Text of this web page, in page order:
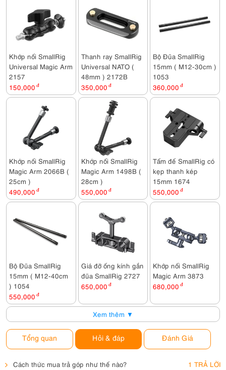
Khớp nối SmallRig
Universal Magic Arm
2157
150,000 đ
Thanh ray SmallRig
Universal NATO (
48mm ) 2172B
350,000 đ
Bộ Đũa SmallRig
15mm ( M12-30cm )
1053
360,000 đ
Khớp nối SmallRig
Magic Arm 2066B (
25cm )
490,000 đ
Khớp nối SmallRig
Magic Arm 1498B (
28cm )
550,000 đ
Tấm đế SmallRig có
kẹp thanh kép
15mm 1674
550,000 đ
Bộ Đũa SmallRig
15mm ( M12-40cm
) 1054
550,000 đ
Giá đỡ ống kính gắn
đũa SmallRig 2727
650,000 đ
Khớp nối SmallRig
Magic Arm 3873
680,000 đ
Xem thêm ▼
Tổng quan Hỏi & đáp Đánh Giá
Cách thức mua trả góp như thế nào? 1 TRẢ LỜI